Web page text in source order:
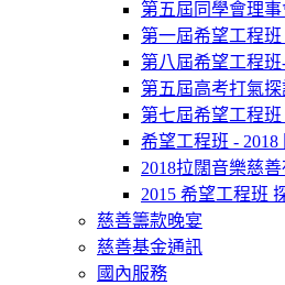
第五屆同學會理
第一屆希望工程
第八屆希望工程
第五屆高考打氣探
第七屆希望工程
希望工程班 -
2018拉闊音樂慈善
2015 希望工程班
慈善籌款晚宴
慈善基金通訊
國內服務